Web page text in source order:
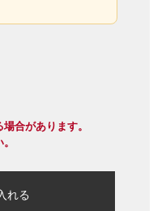
合があります。
れる